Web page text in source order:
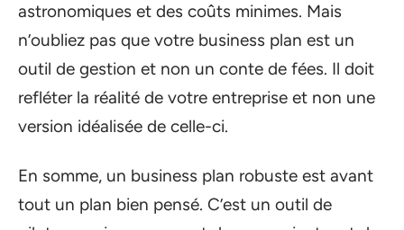
astronomiques et des coûts minimes. Mais
n’oubliez pas que votre business plan est un
outil de gestion et non un conte de fées. Il doit
refléter la réalité de votre entreprise et non une
version idéalisée de celle-ci.
En somme, un business plan robuste est avant
tout un plan bien pensé. C’est un outil de